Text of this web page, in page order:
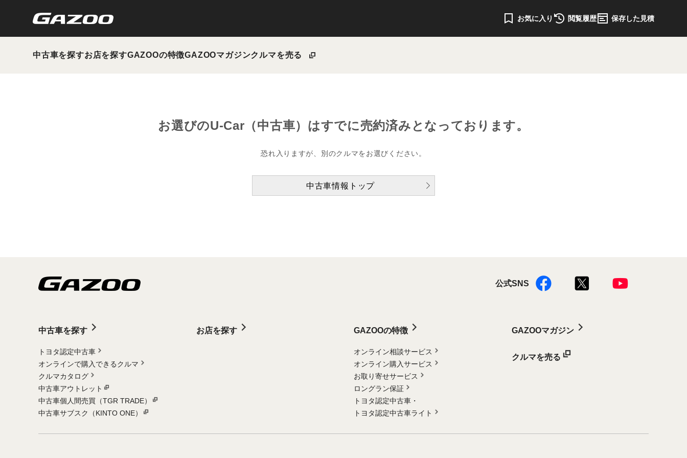
お気に入り 閲覧履歴 保存した見積
中古車を探すお店を探すGAZOOの特徴GAZOOマガジンクルマを売る
お選びのU-Car（中古車）はすでに売約済みとなっております。
恐れ入りますが、別のクルマをお選びください。
中古車情報トップ
公式SNS
中古車を探す
トヨタ認定中古車
オンラインで購入できるクルマ
クルマカタログ
中古車アウトレット
中古車個人間売買（TGR TRADE）
中古車サブスク（KINTO ONE）
お店を探す GAZOOの特徴
オンライン相談サービス
オンライン購入サービス
お取り寄せサービス
ロングラン保証
トヨタ認定中古車・
トヨタ認定中古車ライト
GAZOOマガジン
クルマを売る